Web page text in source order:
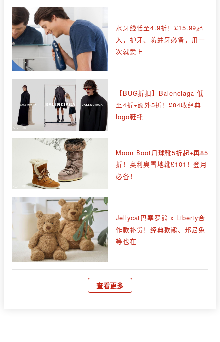
水牙线低至4.9折！£15.99起
入，护牙、防蛀牙必备，用一
次就爱上
【BUG折扣】Balenciaga 低
至4折+额外5折！£84收经典
logo鞋托
Moon Boot月球靴5折起+再85
折！奥利奥雪地靴£101！登月
必备！
Jellycat巴塞罗熊 x Liberty合
作款补货！经典款熊、邦尼兔
等也在
查看更多